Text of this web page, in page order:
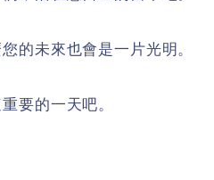
的未來也會是一片光明。
要的一天吧。